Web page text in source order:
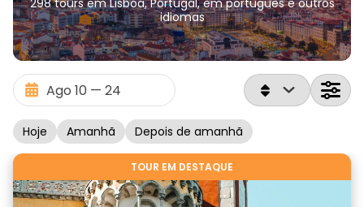
298 tours em Lisboa, Portugal, em português e outros
idiomas
Hoje Amanhã Depois de amanhã
TOUR EM DESTAQUE